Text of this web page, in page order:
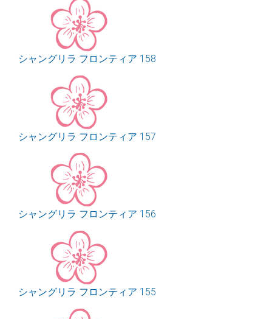
シャングリラ フロンティア 158
シャングリラ フロンティア 157
シャングリラ フロンティア 156
シャングリラ フロンティア 155